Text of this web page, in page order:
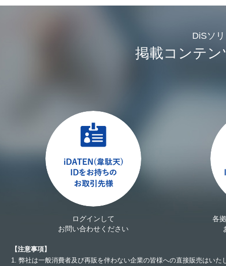
DiSソ
掲載コンテ
ログインして
お問い合わせください
各
【注意事項】
1. 弊社は一般消費者及び再販を伴わない企業の皆様への直接販売はいた